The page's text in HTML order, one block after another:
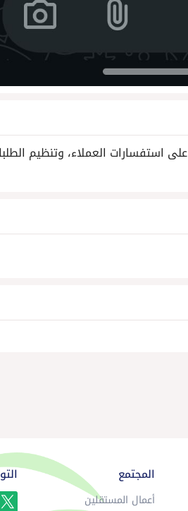
استفسارات العملاء، وتنظيم
المجتمع
أعمال المستقلين